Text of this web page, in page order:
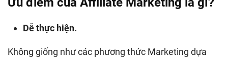
Dễ thực hiện.
Không giống như các phương thức Marketing dựa